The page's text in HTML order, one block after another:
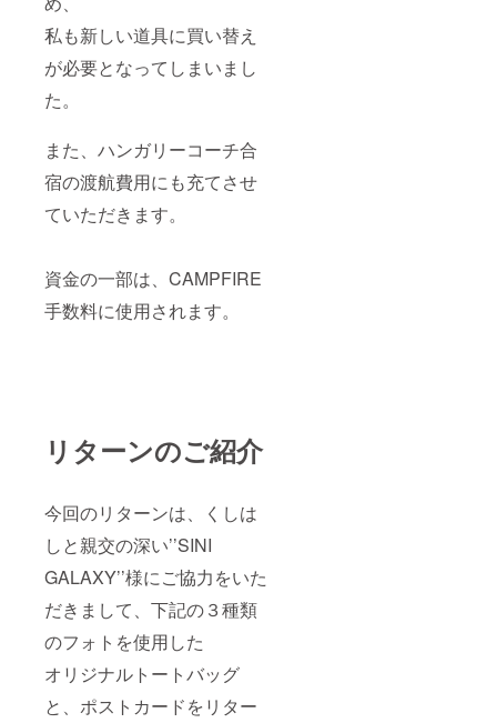
私も新しい道具に買い替え
が必要となってしまいまし
た。
また、ハンガリーコーチ合
宿の渡航費用にも充てさせ
ていただきます。
資金の一部は、CAMPFIRE
手数料に使用されます。
リターンのご紹介
今回のリターンは、くしは
しと親交の深い’’SINI
GALAXY’’様にご協力をいた
だきまして、下記の３種類
のフォトを使用した
オリジナルトートバッグ
と、ポストカードをリター